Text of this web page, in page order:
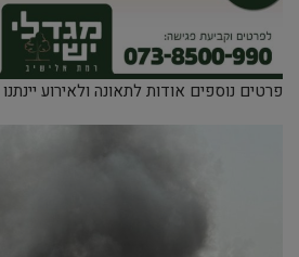
פרטים נוספים אודות לתאונה ולאירוע